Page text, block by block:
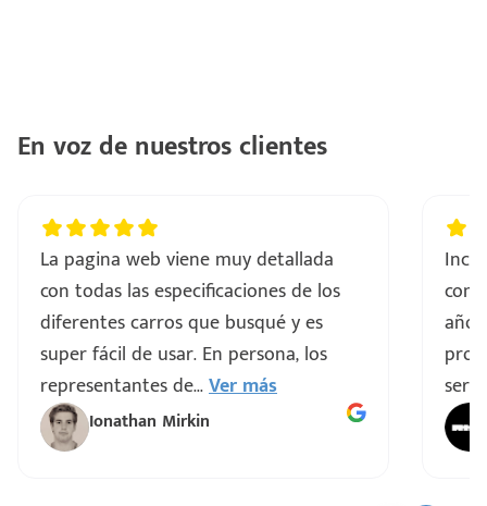
En voz de nuestros clientes
La pagina web viene muy detallada
con todas las especificaciones de los
diferentes carros que busqué y es
super fácil de usar. En persona, los
representantes de...Ver más
Ionathan Mirkin